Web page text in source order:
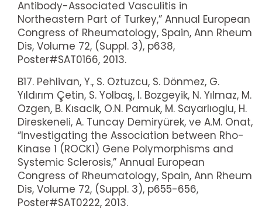
Antibody-Associated Vasculitis in
Northeastern Part of Turkey,” Annual European
Congress of Rheumatology, Spain, Ann Rheum
Dis, Volume 72, (Suppl. 3), p638,
Poster#SAT0166, 2013.
B17. Pehlivan, Y., S. Oztuzcu, S. Dönmez, G.
Yıldırım Çetin, S. Yolbaş, I. Bozgeyik, N. Yılmaz, M.
Ozgen, B. Kısacik, O.N. Pamuk, M. Sayarlıoglu, H.
Direskeneli, A. Tuncay Demiryürek, ve A.M. Onat,
“Investigating the Association between Rho-
Kinase 1 (ROCK1) Gene Polymorphisms and
Systemic Sclerosis,” Annual European
Congress of Rheumatology, Spain, Ann Rheum
Dis, Volume 72, (Suppl. 3), p655-656,
Poster#SAT0222, 2013.